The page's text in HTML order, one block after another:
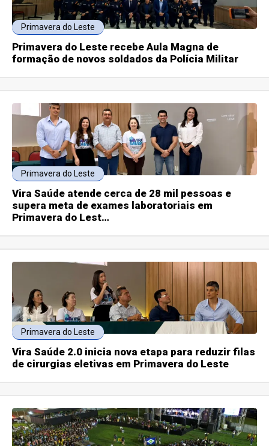
Primavera do Leste
Primavera do Leste recebe Aula Magna de
formação de novos soldados da Polícia Militar
Primavera do Leste
Vira Saúde atende cerca de 28 mil pessoas e
supera meta de exames laboratoriais em
Primavera do Lest…
Primavera do Leste
Vira Saúde 2.0 inicia nova etapa para reduzir filas
de cirurgias eletivas em Primavera do Leste